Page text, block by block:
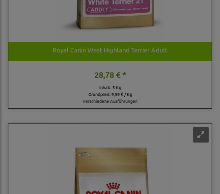
Royal Canin West Highland Terrier Adult
28,78 € *
Inhalt: 3 Kg
Grundpreis:9,59 € / Kg
Verschiedene Ausführungen